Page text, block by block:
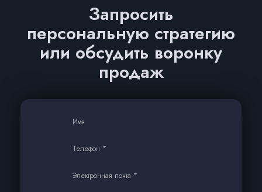
Запросить
персональную стратегию
или обсудить воронку
продаж
Имя
Телефон *
Электронная почта *